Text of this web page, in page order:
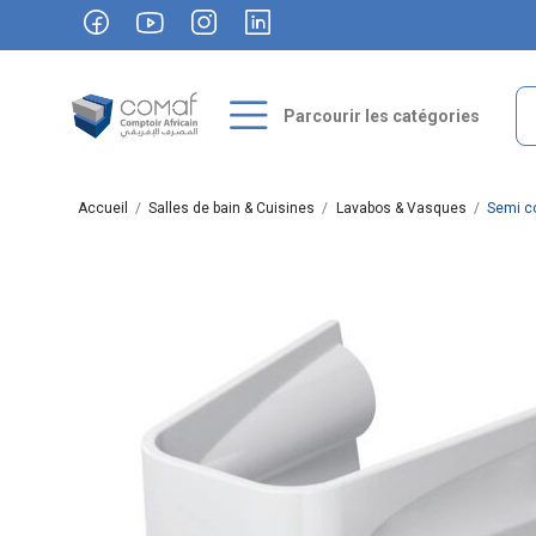
Parcourir les catégories
Accueil Salles de bain & Cuisines Lavabos & Vasques Semi